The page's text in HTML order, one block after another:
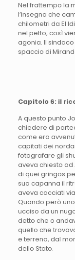
Nel frattempo la
l’insegna che
chilometri da El
nel petto, così
agonia. Il
spaccio di
Capitolo 6: il
A questo punto
chiedere di
come era
capitati dei
fotografare gli
aveva chiesto
di quei gringos
sua capanna il
aveva cacciati
Quando però
ucciso da un
detto che o
quello che
e terreno, dal
dello Stato.